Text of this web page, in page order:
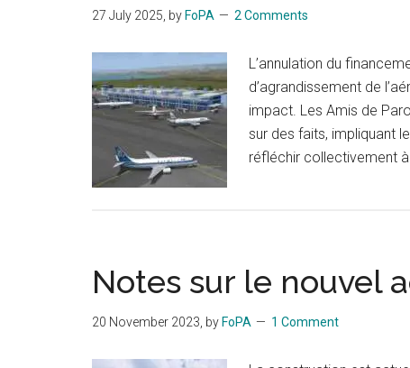
27 July 2025 , by FoPA 2 Comments
L’annulation du
d’agrandissement de
impact. Les Amis de
sur des faits, impliquant
réfléchir collectivement à
Notes sur le nouvel
20 November 2023 , by FoPA 1 Comment